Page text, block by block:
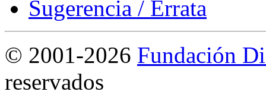
Sugerencia / Errata
© 2001-2026 Fundación
reservados